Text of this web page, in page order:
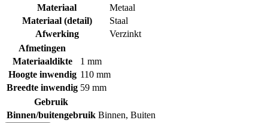
Materiaal
Metaal
Materiaal (detail)
Staal
Afwerking
Verzinkt
Afmetingen
Materiaaldikte
1 mm
Hoogte inwendig 110 mm
Breedte inwendig 59 mm
Gebruik
Binnen/buitengebruik Binnen, Buiten